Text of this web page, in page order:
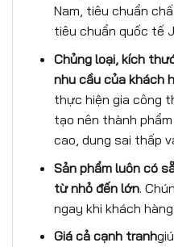
Nam, tiêu chuẩn
tiêu chuẩn quốc tế
Chủng loại, kích th
nhu cầu của khách h
thực hiện gia công
tạo nên thành
cao, dung sai thấp
Sản phẩm luôn cós
từnhỏ đến lớn.
ngay khi khách
Giá cảcạnh tranh